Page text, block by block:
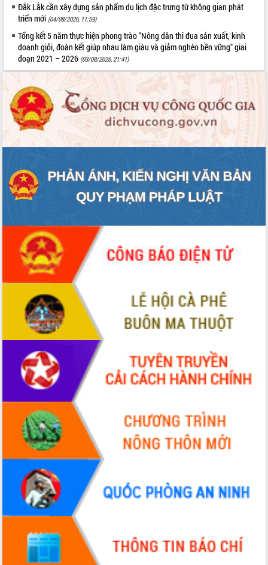
Đắk Lắk cần xây dựng sản phẩm du lịch đặc trưng từ không gian phát
triển mới (04/08/2026, 11:59)
Tổng kết 5 năm thực hiện phong trào "Nông dân thi đua sản xuất, kinh
doanh giỏi, đoàn kết giúp nhau làm giàu và giảm nghèo bền vững" giai
đoạn 2021 – 2026 (03/08/2026, 21:41)